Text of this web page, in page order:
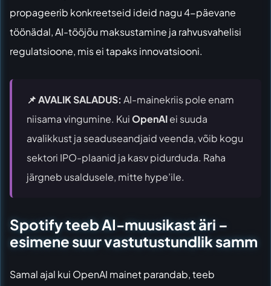
propageerib konkreetseid ideid nagu 4-päevane
töönädal, AI-tööjõu maksustamine ja rahvusvahelisi
regulatsioone, mis ei tapaks innovatsiooni.
📌 AVALIK SALADUS: AI-mainekriis pole enam
niisama vingumine. KuiOpenAIei suuda
avalikkust ja seaduseandjaid veenda, võib kogu
sektori IPO-plaanid ja kasv pidurduda. Raha
järgneb usaldusele, mitte hype’ile.
Spotify teeb AI-muusikast äri –
esimene suur vastutustundlik samm
Samal ajal kui OpenAI mainet parandab, teeb